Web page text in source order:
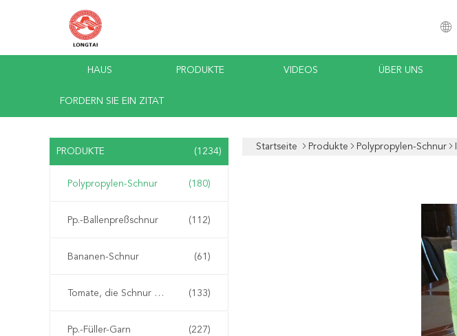
HAUS PRODUKTE VIDEOS ÜBER UNS
FORDERN SIE EIN ZITAT
PRODUKTE (1234)
Polypropylen-Schnur (180)
Pp.-Ballenpreßschnur (112)
Bananen-Schnur (61)
Tomate, die Schnur bindet (133)
Pp.-Füller-Garn (227)
Startseite Produkte Polypropylen-Schnur